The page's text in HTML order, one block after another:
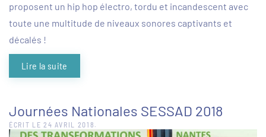
proposent un hip hop électro, tordu et incandescent avec
toute une multitude de niveaux sonores captivants et
décalés !
Lire la suite
Journées Nationales SESSAD 2018
ÉCRIT LE24 AVRIL 2018 .